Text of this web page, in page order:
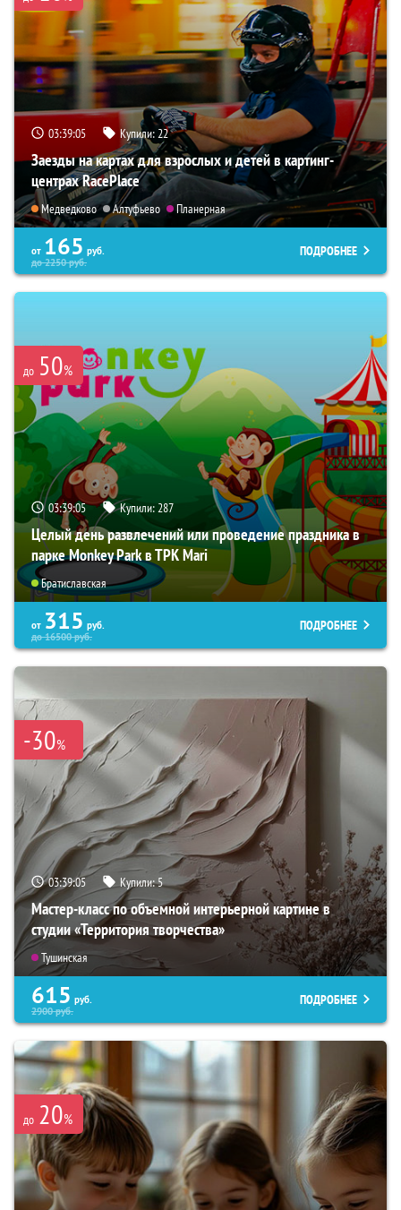
03:39:03 Купили:22
Заезды на картах для взрослых и детей в картинг-
центрах RacePlace
Медведково Алтуфьево Планерная
от 165 руб.
до2250руб.
ПОДРОБНЕЕ
до 50%
03:39:03 Купили:287
Целый день развлечений или проведение праздника в
парке Monkey Park в ТРК Mari
Братиславская
от 315 руб.
до16500руб.
ПОДРОБНЕЕ
-30%
03:39:03 Купили:5
Мастер-класс по объемной интерьерной картине в
студии «Территория творчества»
Тушинская
615 руб.
2900руб.
ПОДРОБНЕЕ
до 20%